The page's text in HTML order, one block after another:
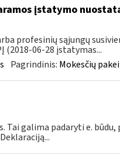
įstatymo
profesinių sąjungų
(2018-06-28 įstatymas...
Pagrindinis: Mokesčių
galima padaryti e. būdu,